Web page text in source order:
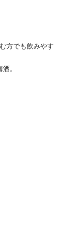
方でも飲みやす
。